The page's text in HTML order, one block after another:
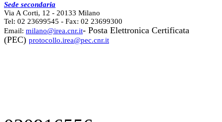
Sede secondaria
Via A Corti, 12 - 20133 Milano
Tel: 02 23699545 - Fax: 02 23699300
Email: milano@irea.cnr.it- Posta Elettronica Certificata
(PEC) protocollo.irea@pec.cnr.it